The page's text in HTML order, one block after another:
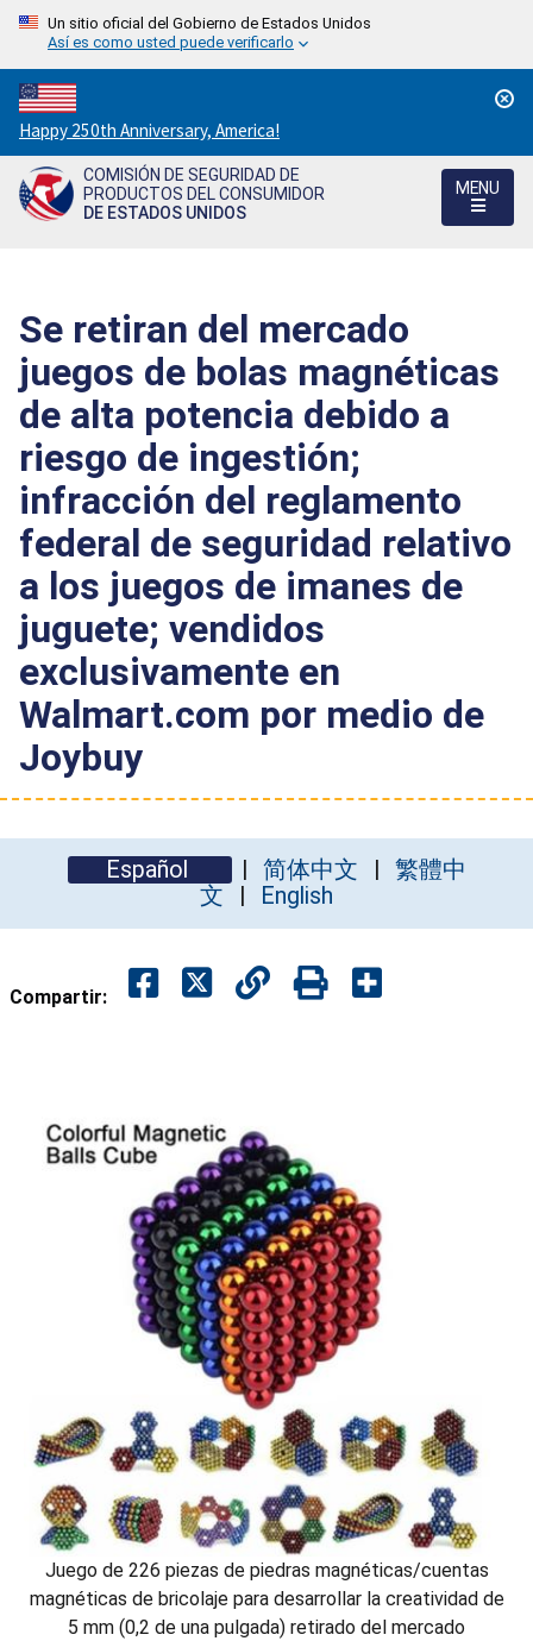
Un sitio oficial del Gobierno de Estados Unidos
Así es como usted puede verificarlo
Countdown
to
America's
250th
Happy 250th Anniversary, America!
COMISIÓN DE SEGURIDAD DE
PRODUCTOS DEL CONSUMIDOR
DE ESTADOS UNIDOS
MENU
Se retiran del mercado
juegos de bolas magnéticas
de alta potencia debido a
riesgo de ingestión;
infracción del reglamento
federal de seguridad relativo
a los juegos de imanes de
juguete; vendidos
exclusivamente en
Walmart.com por medio de
Joybuy
Español 简体中文
繁體中
文
English
Compartir:
Juego de 226 piezas de piedras magnéticas/cuentas
magnéticas de bricolaje para desarrollar la creatividad de
5 mm (0,2 de una pulgada) retirado del mercado